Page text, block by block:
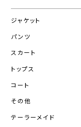
ジャケット
パンツ
スカート
トップス
コート
その他
テーラーメイド